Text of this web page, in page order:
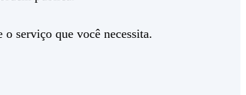
o serviço que você necessita.